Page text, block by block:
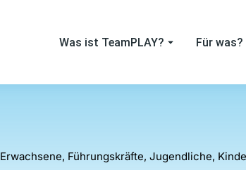
Was ist TeamPLAY? Für was?
Erwachsene, Führungskräfte, Jugendliche,